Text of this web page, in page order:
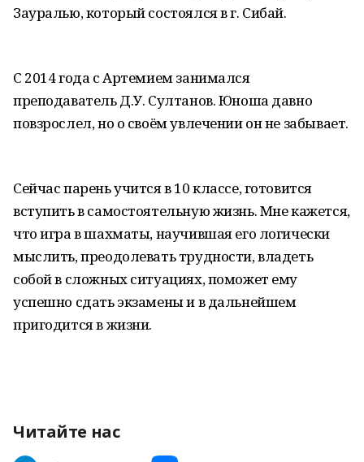
Зауралью, который состоялся в г. Сибай.
С 2014 года с Артемием занимался
преподаватель Д.У. Султанов. Юноша давно
повзрослел, но о своём увлечении он не забывает.
Сейчас парень учится в 10 классе, готовится
вступить в самостоятельную жизнь. Мне кажется,
что игра в шахматы, научившая его логически
мыслить, преодолевать трудности, владеть
собой в сложных ситуациях, поможет ему
успешно сдать экзамены и в дальнейшем
пригодится в жизни.
Читайте нас